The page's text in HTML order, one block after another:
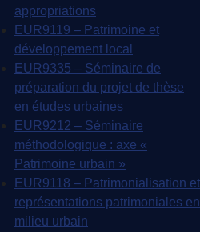
appropriations
EUR9119 – Patrimoine et
développement local
EUR9335 – Séminaire de
préparation du projet de thèse
en études urbaines
EUR9212 – Séminaire
méthodologique : axe «
Patrimoine urbain »
EUR9118 – Patrimonialisation et
représentations patrimoniales en
milieu urbain